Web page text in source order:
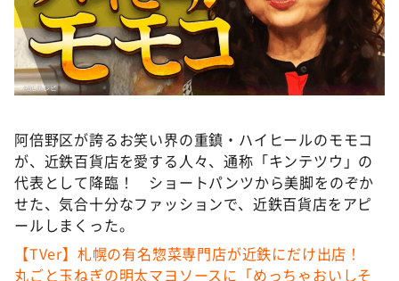
DAIGOも台所 ～きょうの献立 何にする？～
本日はダイアンなり！シーズン２
朝だ！生です旅サラダ
ＬＩＦＥ～夢のカタチ～
新婚さんいらっしゃい！
ポツンと一軒家
ザキ山小屋本館
ぺこぱのまるスポ
阿倍野区が誇るお笑い界の重鎮・ハイヒールのモモコ
が、近鉄百貨店を愛する人々、通称「キンテツウ」の
代表として降臨！ ショートパンツから美脚をのぞか
せた、気合十分なファッションで、近鉄百貨店をアピ
ールしまくった。
【TVer】札幌の有名惣菜専門店が近鉄にだけ出店！
丸ごと玉ねぎの明太マヨソースに「めっちゃおいしそ